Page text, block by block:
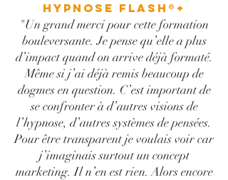
Hypnose Flash®+
"Un grand merci pour cette formation
bouleversante. Je pense qu’elle a plus
d’impact quand on arrive déjà formaté.
Même si j’ai déjà remis beaucoup de
dogmes en question. C’est important de
se confronter à d’autres visions de
l’hypnose, d’autres systèmes de pensées.
Pour être transparent je voulais voir car
j’imaginais surtout un concept
marketing. Il n’en est rien. Alors encore